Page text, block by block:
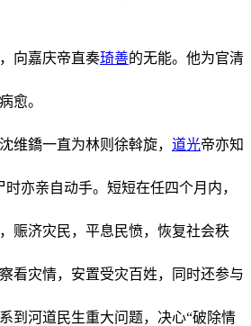
向嘉庆帝直奏琦善的无能。他为官清
愈。
维鐈一直为林则徐斡旋， 道光帝亦知
亦亲自动手。短短在任四个月内，
赈济灾民，平息民愤，恢复社会秩
看灾情，安置受灾百姓，同时还参与
到河道民生重大问题，决心“破除情